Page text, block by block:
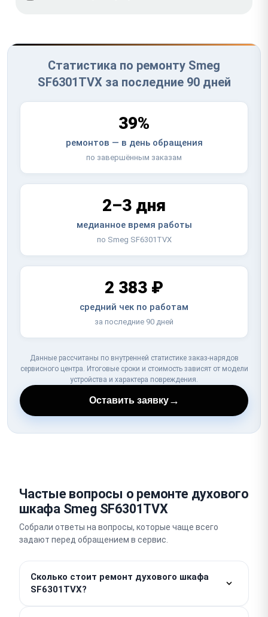
Статистика по ремонту Smeg
SF6301TVX за последние 90 дней
39%
ремонтов — в день обращения
по завершённым заказам
2–3 дня
медианное время работы
по Smeg SF6301TVX
2 383 ₽
средний чек по работам
за последние 90 дней
Данные рассчитаны по внутренней статистике заказ-нарядов
сервисного центра. Итоговые сроки и стоимость зависят от модели
устройства и характера повреждения.
Оставить заявку→
Частые вопросы о ремонте духового
шкафа Smeg SF6301TVX
Собрали ответы на вопросы, которые чаще всего
задают перед обращением в сервис.
Сколько стоит ремонт духового шкафа
SF6301TVX?